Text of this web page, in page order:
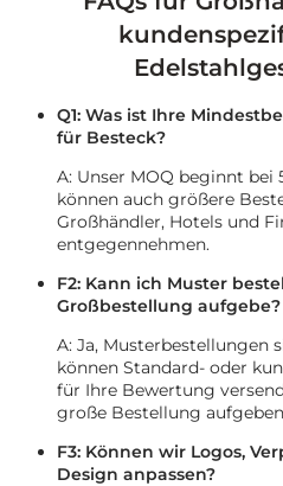
Q1: Was ist Ihre
für Besteck?
A: Unser MOQ beginnt bei
können auch größere
Großhändler, Hotels und
entgegennehmen.
F2: Kann ich Muster
Großbestellung aufgebe?
A: Ja, Musterbestellungen
können Standard- oder
für Ihre Bewertung
große Bestellung
F3: Können wir Logos,
Design anpassen?